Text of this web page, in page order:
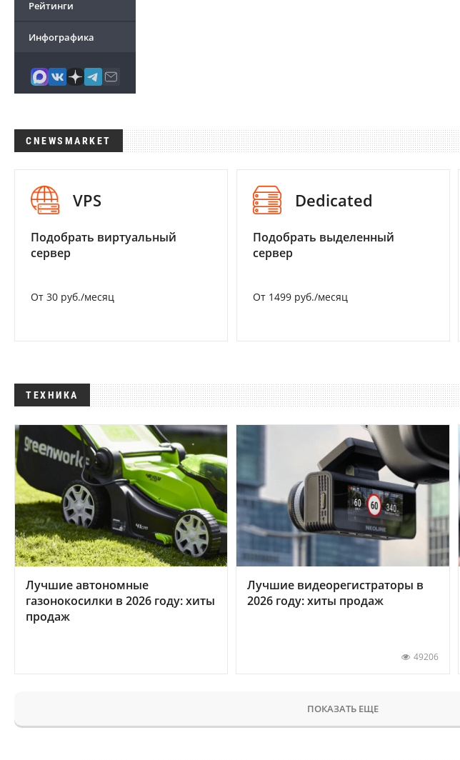
Рейтинги
Инфографика
CNEWSMARKET
VPS
Подобрать виртуальный
сервер
От 30 руб./месяц
Dedicated
Подобрать выделенный
сервер
От 1499 руб./месяц
ТЕХНИКА
Лучшие автономные
газонокосилки в 2026 году: хиты
продаж
Лучшие видеорегистраторы в
2026 году: хиты продаж
49206
ПОКАЗАТЬ ЕЩЕ